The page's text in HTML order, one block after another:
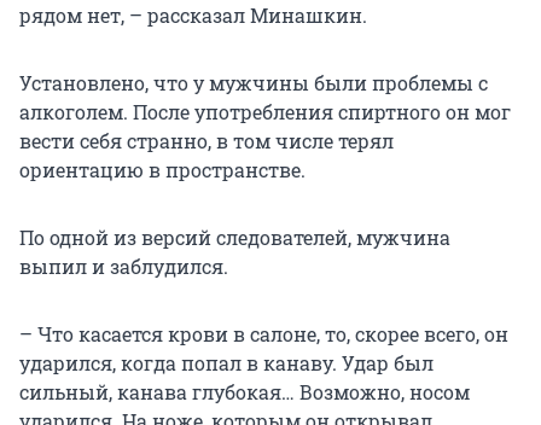
рядом нет, – рассказал Минашкин.
Установлено, что у мужчины были проблемы с
алкоголем. После употребления спиртного он мог
вести себя странно, в том числе терял
ориентацию в пространстве.
По одной из версий следователей, мужчина
выпил и заблудился.
– Что касается крови в салоне, то, скорее всего, он
ударился, когда попал в канаву. Удар был
сильный, канава глубокая… Возможно, носом